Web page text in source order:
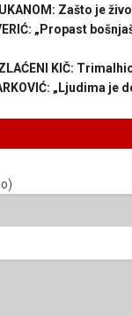
Zašto je
„Propast
KIČ:
„Ljudima